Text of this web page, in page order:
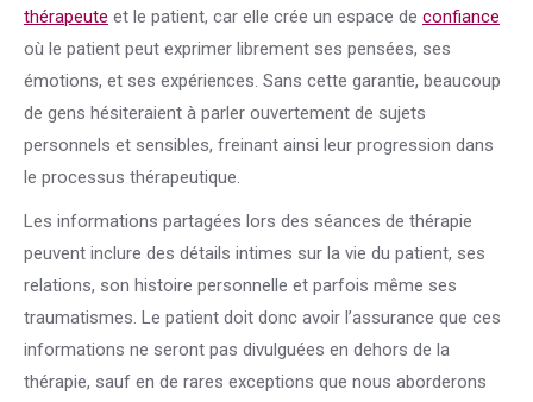
thérapeute et le patient, car elle crée un espace de confiance
où le patient peut exprimer librement ses pensées, ses
émotions, et ses expériences. Sans cette garantie, beaucoup
de gens hésiteraient à parler ouvertement de sujets
personnels et sensibles, freinant ainsi leur progression dans
le processus thérapeutique.
Les informations partagées lors des séances de thérapie
peuvent inclure des détails intimes sur la vie du patient, ses
relations, son histoire personnelle et parfois même ses
traumatismes. Le patient doit donc avoir l’assurance que ces
informations ne seront pas divulguées en dehors de la
thérapie, sauf en de rares exceptions que nous aborderons